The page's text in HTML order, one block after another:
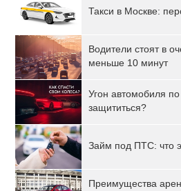
Такси в Москве:
Водители стоят в
меньше 10 минут
Угон автомобиля
защититься?
Займ под ПТС: что
Преимущества